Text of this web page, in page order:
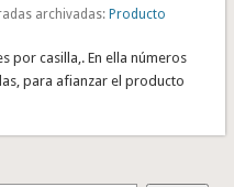
archivadas:Producto
por casilla,. En ella números
para afianzar el producto